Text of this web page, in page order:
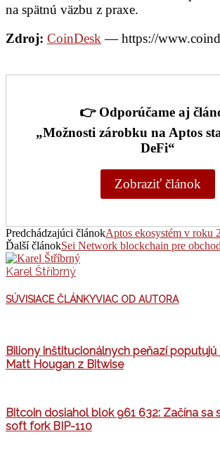
na spätnú väzbu z praxe.
Zdroj: CoinDesk — https://
👉 Odporúčame aj
„Možnosti zárobku na Aptos
DeFi“
Zobraziť článok
Predchádzajúci článokAptos ekosystém v roku
Ďalší článokSei Network blockchain pre
Karel Štříbrný
SÚVISIACE ČLÁNKYVIAC OD AUTORA
Biliony inštitucionálnych peňazí
Matt Hougan z Bitwise
Bitcoin dosiahol blok 961 632: Začína sa
soft fork BIP-110